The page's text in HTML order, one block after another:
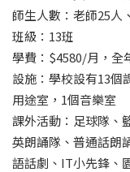
師生人數：老師25人
班級：13班
學費：$4580/月，全
設施：學校設有13個
用途室，1個音樂室
課外活動：足球隊、
英朗誦隊、普通話朗
語話劇、IT小先鋒、